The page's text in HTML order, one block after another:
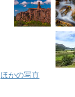
ほかの写真